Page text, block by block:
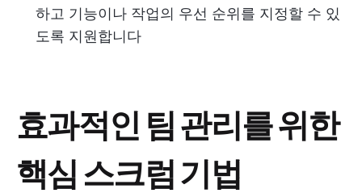
하고 기능이나 작업의 우선 순위를 지정할 수 있
도록 지원합니다
효과적인 팀 관리를 위한
핵심 스크럼 기법